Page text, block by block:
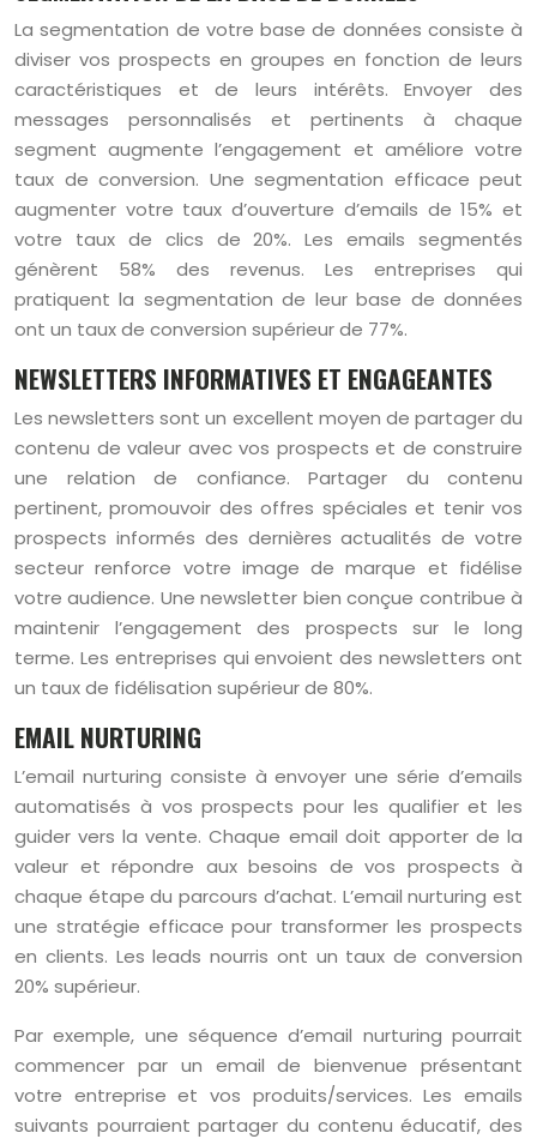
La segmentation de votre base de données consiste à
diviser vos prospects en groupes en fonction de leurs
caractéristiques et de leurs intérêts. Envoyer des
messages personnalisés et pertinents à chaque
segment augmente l’engagement et améliore votre
taux de conversion. Une segmentation efficace peut
augmenter votre taux d’ouverture d’emails de 15% et
votre taux de clics de 20%. Les emails segmentés
génèrent 58% des revenus. Les entreprises qui
pratiquent la segmentation de leur base de données
ont un taux de conversion supérieur de 77%.
NEWSLETTERS INFORMATIVES ET ENGAGEANTES
Les newsletters sont un excellent moyen de partager du
contenu de valeur avec vos prospects et de construire
une relation de confiance. Partager du contenu
pertinent, promouvoir des offres spéciales et tenir vos
prospects informés des dernières actualités de votre
secteur renforce votre image de marque et fidélise
votre audience. Une newsletter bien conçue contribue à
maintenir l’engagement des prospects sur le long
terme. Les entreprises qui envoient des newsletters ont
un taux de fidélisation supérieur de 80%.
EMAIL NURTURING
L’email nurturing consiste à envoyer une série d’emails
automatisés à vos prospects pour les qualifier et les
guider vers la vente. Chaque email doit apporter de la
valeur et répondre aux besoins de vos prospects à
chaque étape du parcours d’achat. L’email nurturing est
une stratégie efficace pour transformer les prospects
en clients. Les leads nourris ont un taux de conversion
20% supérieur.
Par exemple, une séquence d’email nurturing pourrait
commencer par un email de bienvenue présentant
votre entreprise et vos produits/services. Les emails
suivants pourraient partager du contenu éducatif, des